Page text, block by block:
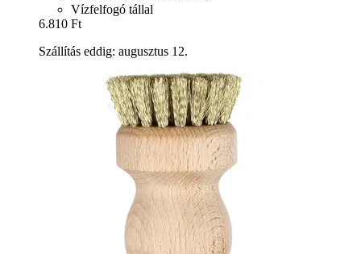
Vízfelfogó tállal
6.810 Ft
Szállítás eddig: augusztus 12.